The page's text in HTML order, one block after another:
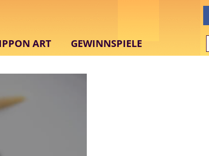
ART GEWINNSPIELE